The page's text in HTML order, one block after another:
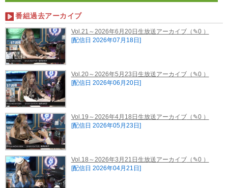
番組過去アーカイブ
Vol.21～2026年6月20日生放送アーカイブ（✎0 ）
[配信日 2026年07月18日]
Vol.20～2026年5月23日生放送アーカイブ（✎0 ）
[配信日 2026年06月20日]
Vol.19～2026年4月18日生放送アーカイブ（✎0 ）
[配信日 2026年05月23日]
Vol.18～2026年3月21日生放送アーカイブ（✎0 ）
[配信日 2026年04月21日]